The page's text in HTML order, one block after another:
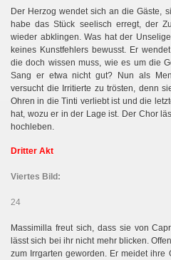
Der Herzog wendet sich an die Gäste,
habe das Stück seelisch erregt, der
wieder abklingen. Was hat der
keines Kunstfehlers bewusst. Er
die doch wissen muss, wie es um die
Sang er etwa nicht gut? Nun als
versucht die Irritierte zu trösten, denn
Ohren in die Tinti verliebt ist und die
hat, wozu er in der Lage ist. Der Chor
hochleben.
Dritter Akt
Viertes Bild:
24
Massimilla freut sich, dass sie von
lässt sich bei ihr nicht mehr blicken.
zum Irrgarten geworden. Er meidet ihre